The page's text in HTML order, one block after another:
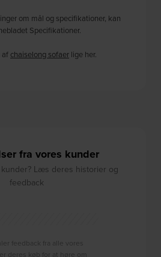
om mål og specifikationer, kan
Specifikationer.
af chaiselong sofaer lige her.
fra vores kunder
Læs deres historier og
feedback
feedback fra alle vores
deres køb for at høre om